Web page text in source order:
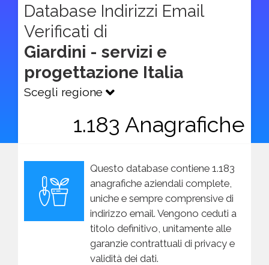
Database Indirizzi Email
Verificati di
Giardini - servizi e
progettazione Italia
Scegli regione
1.183 Anagrafiche
Questo database contiene 1.183
anagrafiche aziendali complete,
uniche e sempre comprensive di
indirizzo email. Vengono ceduti a
titolo definitivo, unitamente alle
garanzie contrattuali di privacy e
validità dei dati.